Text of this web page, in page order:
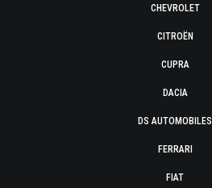
CHEVROLET
CITROËN
CUPRA
DACIA
DS AUTOMOBILES
FERRARI
FIAT